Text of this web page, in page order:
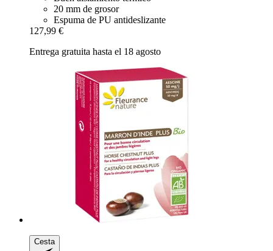
20 mm de grosor
Espuma de PU antideslizante
127,99 €
Entrega gratuita hasta el 18 agosto
Cesta